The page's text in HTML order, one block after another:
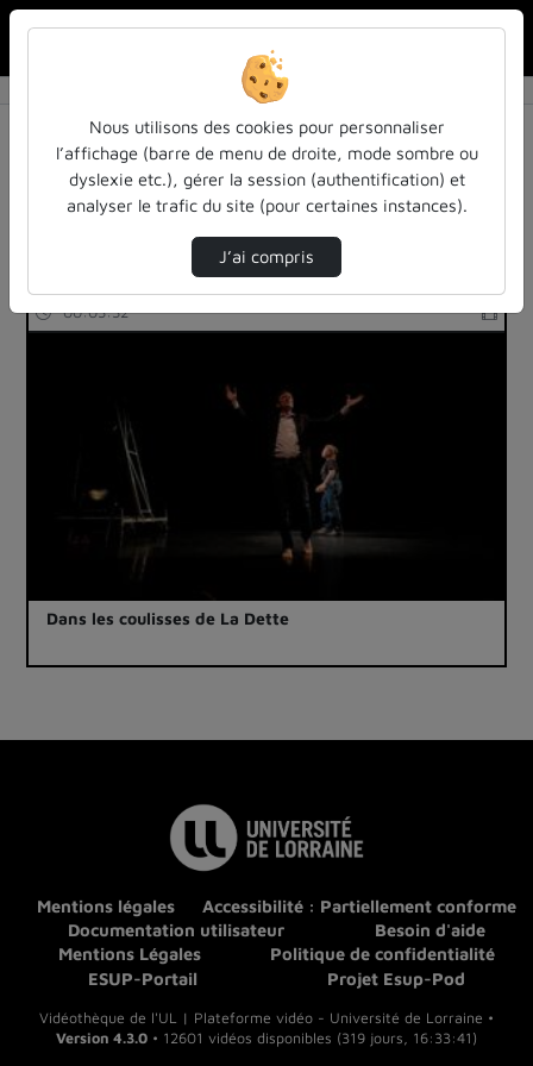
Résultats de la recherche
Filtres actifs (cliquer pour en retirer) :
reportages
sdun-videos-en-ligne finance
00:03:32
Dans les coulisses de La Dette
Mentions légales
Accessibilité : Partiellement conforme
Documentation utilisateur
Besoin d'aide
Mentions Légales
Politique de confidentialité
ESUP-Portail
Projet Esup-Pod
Vidéothèque de l'UL | Plateforme vidéo - Université de Lorraine •
Version 4.3.0 • 12601 vidéos disponibles (319 jours, 16:33:41)
Nous utilisons des cookies pour personnaliser
l’affichage (barre de menu de droite, mode sombre ou
dyslexie etc.), gérer la session (authentification) et
analyser le trafic du site (pour certaines instances).
J’ai compris